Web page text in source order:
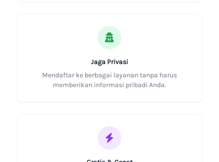
Jaga Privasi
Mendaftar ke berbagai layanan tanpa harus
memberikan informasi pribadi Anda.